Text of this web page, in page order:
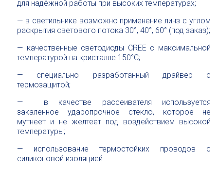
для надёжной работы при высоких температурах;
— в светильнике возможно применение линз с углом
раскрытия светового потока 30°, 40°, 60° (под заказ);
— качественные светодиоды CREE с максимальной
температурой на кристалле 150°С;
— специально разработанный драйвер с
термозащитой;
— в качестве рассеивателя используется
закаленное ударопрочное стекло, которое не
мутнеет и не желтеет под воздействием высокой
температуры;
— использование термостойких проводов с
силиконовой изоляцией.